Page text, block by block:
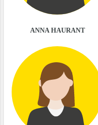
ANNA HAURANT